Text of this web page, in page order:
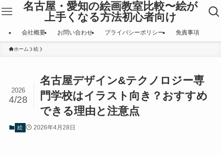
名古屋・愛知の絵画教室比較〜絵が
上手くなる方法初心者向け
会社概要 お問い合わせ プライバシーポリシー 免責事項
ホーム 絵
名古屋デザイン&テクノロジー専
門学校はイラスト向き？おすすめ
できる理由と注意点
2026
4/28
絵 2026年4月28日